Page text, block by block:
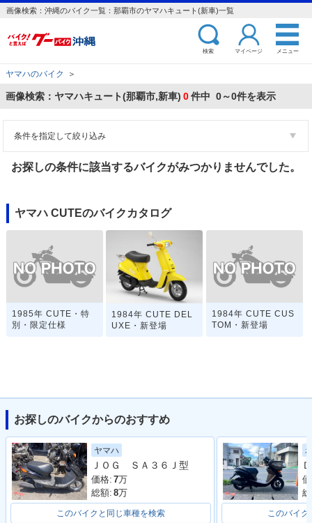
画像検索：沖縄のバイク一覧：那覇市のヤマハキュート(新車)一覧
検索 マイページ メニュー
ヤマハのバイク ＞
画像検索：ヤマハキュート(那覇市,新車) 0件中 0～0件を表示
条件を指定して絞り込み
お探しの条件に該当するバイクがみつかりませんでした。
ヤマハ CUTEのバイクカタログ
1985年 CUTE・特
別・限定仕様
1984年 CUTE DEL
UXE・新登場
1984年 CUTE CUS
TOM・新登場
お探しのバイクからのおすすめ
ヤマハ
ＪＯＧ ＳＡ３６Ｊ型
価格: 7万
総額: 8万
このバイクと同じ車種を検索 このバイク